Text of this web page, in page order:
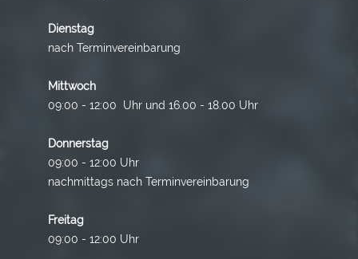
Dienstag
nach Terminvereinbarung
Mittwoch
09:00 - 12:00 Uhr und 16.00 - 18.00 Uhr
Donnerstag
09:00 - 12:00 Uhr
nachmittags nach Terminvereinbarung
Freitag
09:00 - 12:00 Uhr